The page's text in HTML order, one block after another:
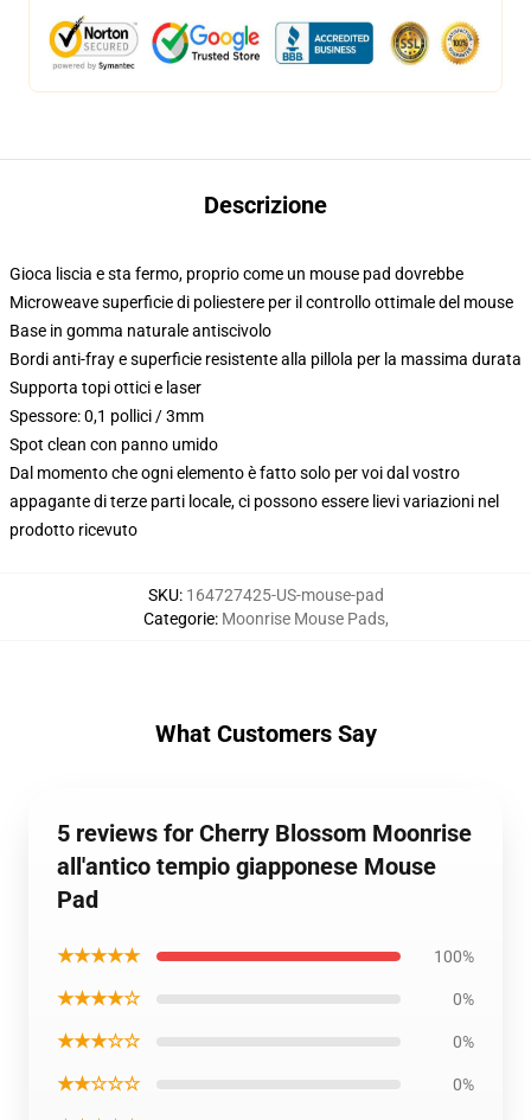
Descrizione
Gioca liscia e sta fermo, proprio come un mouse pad dovrebbe
Microweave superficie di poliestere per il controllo ottimale del mouse
Base in gomma naturale antiscivolo
Bordi anti-fray e superficie resistente alla pillola per la massima durata
Supporta topi ottici e laser
Spessore: 0,1 pollici / 3mm
Spot clean con panno umido
Dal momento che ogni elemento è fatto solo per voi dal vostro
appagante di terze parti locale, ci possono essere lievi variazioni nel
prodotto ricevuto
SKU: 164727425-US-mouse-pad
Categorie: Moonrise Mouse Pads,
What Customers Say
5 reviews for Cherry Blossom Moonrise
all'antico tempio giapponese Mouse
Pad
★★★★★ 100%
★★★★☆ 0%
★★★☆☆ 0%
★★☆☆☆ 0%